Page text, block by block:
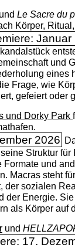
Le Sacre du
Körper,
Januar
und
eines
Frage, wie
gefeiert oder
und Dorky Park
2026
Struktur für
Formate und
Macras steht
der sozialen
der Energie.
als Körper auf
und
17.